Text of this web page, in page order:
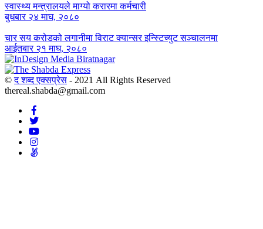
स्वास्थ्य मन्त्रालयले माग्यो करारमा कर्मचारी
बुधबार २४ माघ, २०८०
चार सय करोडको लगानीमा विराट क्यान्सर इन्स्टिच्युट सञ्चालनमा
आईतबार २१ माघ, २०८०
©द शब्द एक्सप्रेस - 2021 All Rights Reserved
thereal.shabda@gmail.com